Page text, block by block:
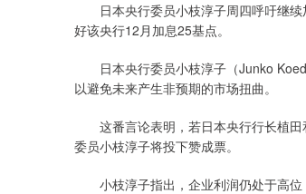
日本央行委员小枝淳子周四呼吁继续
好该央行12月加息25基点。
日本央行委员小枝淳子（Junko
以避免未来产生非预期的市场扭曲。
这番言论表明，若日本央行行长植田
委员小枝淳子将投下赞成票。
小枝淳子指出，企业利润仍处于高位